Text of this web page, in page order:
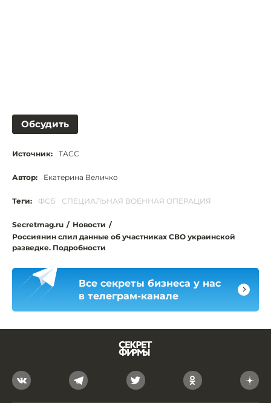
Обсудить
Источник: ТАСС
Автор: Екатерина Величко
Теги: ФСБ СПЕЦИАЛЬНАЯ ВОЕННАЯ ОПЕРАЦИЯ
Secretmag.ru / Новости /
Россиянин слил данные об участниках СВО украинской
разведке. Подробности
Все секреты бизнеса у нас
в телеграм-канале